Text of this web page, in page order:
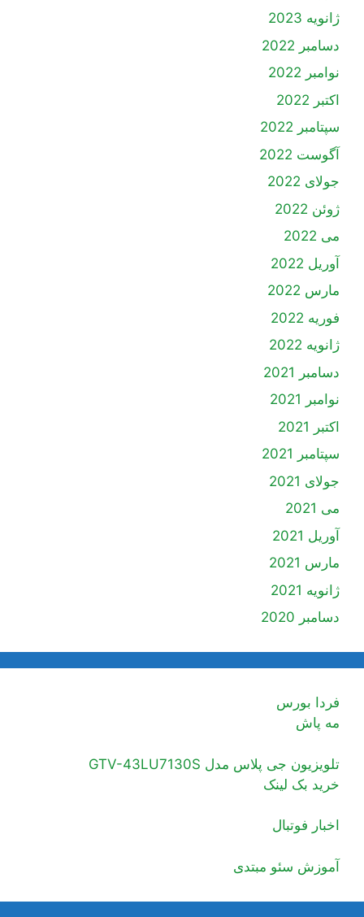
ژانویه 2023
دسامبر 2022
نوامبر 2022
اکتبر 2022
سپتامبر 2022
آگوست 2022
جولای 2022
ژوئن 2022
می 2022
آوریل 2022
مارس 2022
فوریه 2022
ژانویه 2022
دسامبر 2021
نوامبر 2021
اکتبر 2021
سپتامبر 2021
جولای 2021
می 2021
آوریل 2021
مارس 2021
ژانویه 2021
دسامبر 2020
فردا بورس
مه پاش
تلویزیون جی پلاس مدل GTV-43LU7130S
خرید بک لینک
اخبار فوتبال
آموزش سئو مبتدی